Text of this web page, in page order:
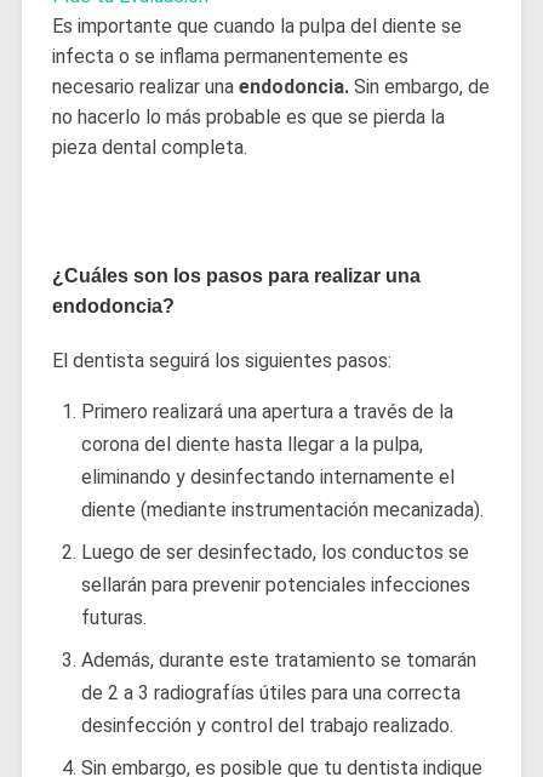
Es importante que cuando la pulpa del diente se
infecta o se inflama permanentemente es
necesario realizar una endodoncia.Sin embargo, de
no hacerlo lo más probable es que se pierda la
pieza dental completa.
¿Cuáles son los pasos para realizar una
endodoncia?
El dentista seguirá los siguientes pasos:
Primero realizará una apertura a través de la
corona del diente hasta llegar a la pulpa,
eliminando y desinfectando internamente el
diente (mediante instrumentación mecanizada).
Luego de ser desinfectado, los conductos se
sellarán para prevenir potenciales infecciones
futuras.
Además, durante este tratamiento se tomarán
de 2 a 3 radiografías útiles para una correcta
desinfección y control del trabajo realizado.
Sin embargo, es posible que tu dentista indique